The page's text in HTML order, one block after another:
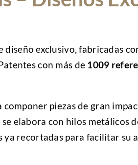
diseño exclusivo, fabricadas
con más de 1009
componer piezas de gran
se elabora con hilos metálicos
ya recortadas para facilitar